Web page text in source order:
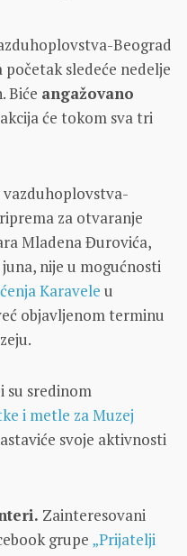
Beograd
sledeće nedelje
Biće angažovano
će tokom sva tri
vazduhoplovstva-
za otvaranje
Mladena Đurovića,
nije u mogućnosti
Karavele u
objavljenom terminu
su sredinom
i metle za Muzej
svoje aktivnosti
Zainteresovani
grupe „Prijatelji